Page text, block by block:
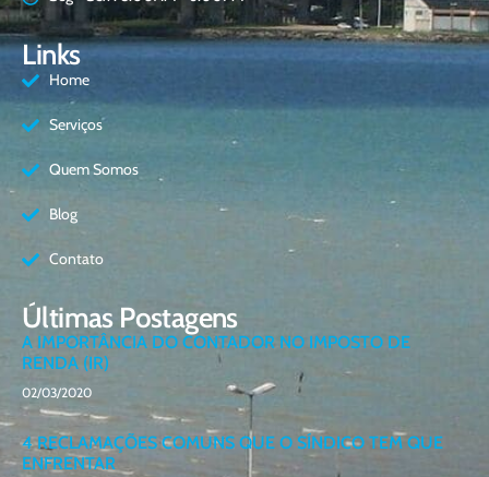
Links
Home
Serviços
Quem Somos
Blog
Contato
Últimas Postagens
A IMPORTÂNCIA DO CONTADOR NO IMPOSTO DE
RENDA (IR)
02/03/2020
4 RECLAMAÇÕES COMUNS QUE O SÍNDICO TEM QUE
ENFRENTAR